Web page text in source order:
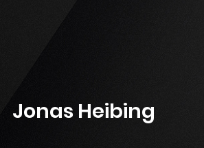
Jonas Heibing